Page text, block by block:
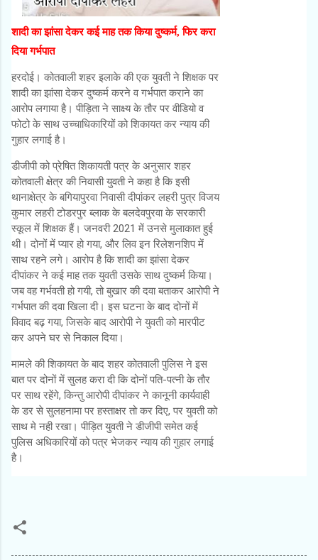
शादी का झांसा देकर कई माह तक किया दुष्कर्म, फिर करा
दिया गर्भपात
हरदोई। कोतवाली शहर इलाके की एक युवती ने शिक्षक पर
शादी का झांसा देकर दुष्कर्म करने व गर्भपात कराने का
आरोप लगाया है। पीड़िता ने साक्ष्य के तौर पर वीडियो व
फोटो के साथ उच्चाधिकारियों को शिकायत कर न्याय की
गुहार लगाई है।
डीजीपी को प्रेषित शिकायती पत्र के अनुसार शहर
कोतवाली क्षेत्र की निवासी युवती ने कहा है कि इसी
थानाक्षेत्र के बगियापुरवा निवासी दीपांकर लहरी पुत्र विजय
कुमार लहरी टोडरपुर ब्लाक के बलदेवपुरवा के सरकारी
स्कूल में शिक्षक हैं। जनवरी 2021 में उनसे मुलाकात हुई
थी। दोनों में प्यार हो गया, और लिव इन रिलेशनशिप में
साथ रहने लगे। आरोप है कि शादी का झांसा देकर
दीपांकर ने कई माह तक युवती उसके साथ दुष्कर्म किया।
जब वह गर्भवती हो गयी, तो बुखार की दवा बताकर आरोपी ने
गर्भपात की दवा खिला दी। इस घटना के बाद दोनों में
विवाद बढ़ गया, जिसके बाद आरोपी ने युवती को मारपीट
कर अपने घर से निकाल दिया।
मामले की शिकायत के बाद शहर कोतवाली पुलिस ने इस
बात पर दोनों में सुलह करा दी कि दोनों पति-पत्नी के तौर
पर साथ रहेंगे, किन्तु आरोपी दीपांकर ने कानूनी कार्यवाही
के डर से सुलहनामा पर हस्ताक्षर तो कर दिए, पर युवती को
साथ मे नही रखा। पीड़ित युवती ने डीजीपी समेत कई
पुलिस अधिकारियों को पत्र भेजकर न्याय की गुहार लगाई
है।